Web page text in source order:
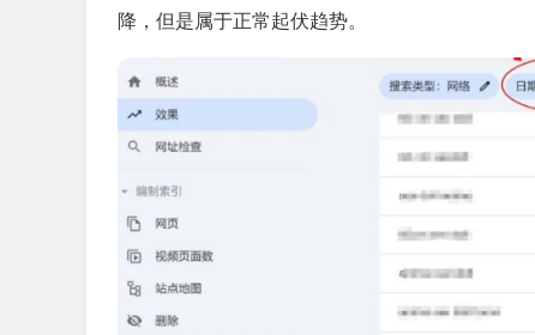
降，但是属于正常起伏趋势。